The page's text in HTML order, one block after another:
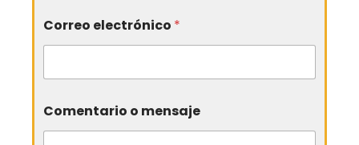
Correo electrónico *
Comentario o mensaje